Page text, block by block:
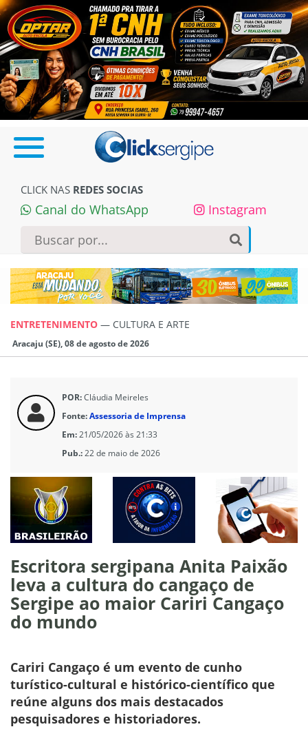
CLICK NAS REDES SOCIAS
Canal do WhatsApp Instagram
ENTRETENIMENTO — CULTURA E ARTE
Aracaju (SE), 08 de agosto de 2026
POR:Cláudia Meireles
Fonte:Assessoria de Imprensa
Em:21/05/2026 às 21:33
Pub.:22 de maio de 2026
Escritora sergipana Anita Paixão
leva a cultura do cangaço de
Sergipe ao maior Cariri Cangaço
do mundo
Cariri Cangaço é um evento de cunho
turístico-cultural e histórico-científico que
reúne alguns dos mais destacados
pesquisadores e historiadores.